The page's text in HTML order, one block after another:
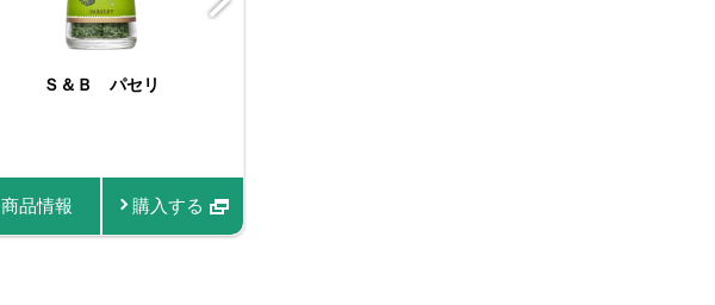
FAUCHON マスタード
商品情報 購入する
Ｓ＆Ｂ パセリ
商品情報 購入する